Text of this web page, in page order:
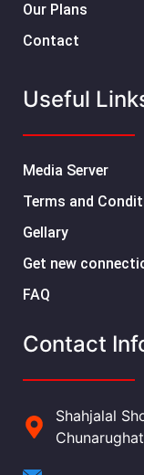
Our Plans
Contact
Useful
Media Server
Terms and
Gellary
Get new
FAQ
Contact
Shahjalal